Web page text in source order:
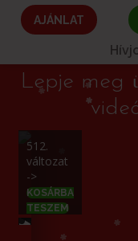
AJÁNLAT
Lepje meg
699. változat ->